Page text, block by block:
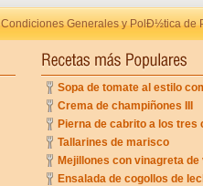
Condiciones Generales y PolÐ½tica de
Sopa de tomate al estilo
Crema de champiñones III
Pierna de cabrito a los tres
Tallarines de marisco
Mejillones con vinagreta
Ensalada de cogollos de